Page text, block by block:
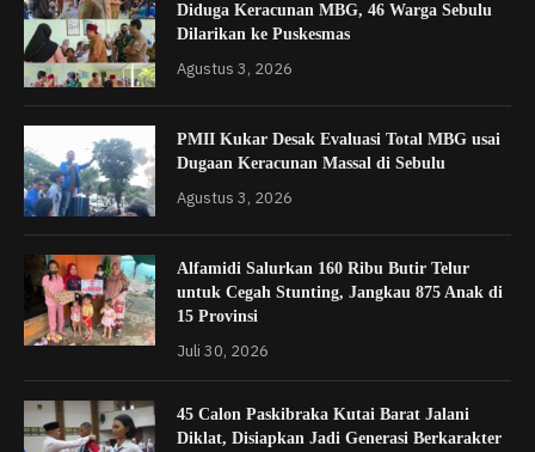
Diduga Keracunan MBG, 46 Warga Sebulu
Dilarikan ke Puskesmas
Agustus 3, 2026
PMII Kukar Desak Evaluasi Total MBG usai
Dugaan Keracunan Massal di Sebulu
Agustus 3, 2026
Alfamidi Salurkan 160 Ribu Butir Telur
untuk Cegah Stunting, Jangkau 875 Anak di
15 Provinsi
Juli 30, 2026
45 Calon Paskibraka Kutai Barat Jalani
Diklat, Disiapkan Jadi Generasi Berkarakter